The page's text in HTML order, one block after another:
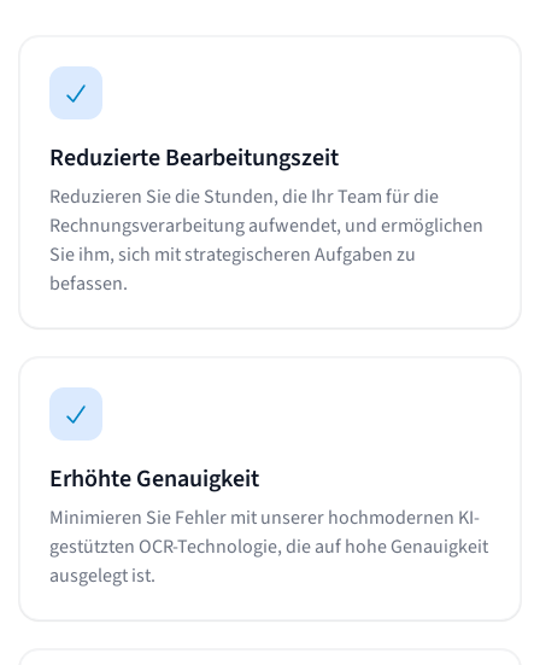
Reduzierte Bearbeitungszeit
Reduzieren Sie die Stunden, die Ihr Team für die
Rechnungsverarbeitung aufwendet, und ermöglichen
Sie ihm, sich mit strategischeren Aufgaben zu
befassen.
Erhöhte Genauigkeit
Minimieren Sie Fehler mit unserer hochmodernen KI-
gestützten OCR-Technologie, die auf hohe Genauigkeit
ausgelegt ist.